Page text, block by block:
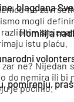
blagdana
Homilija
pomirenju,
na
mogli
istu plaću.
zar ne?
do nemira ili bi
je počinio.